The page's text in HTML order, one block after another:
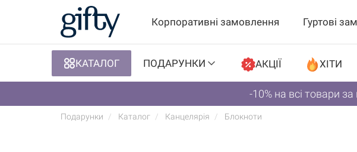
Корпоративні замовлення Гуртові
КАТАЛОГ ПОДАРУНКИ АКЦІЇ ХІТИ
-10% на всі товари
Подарунки Каталог Канцелярія Блокноти